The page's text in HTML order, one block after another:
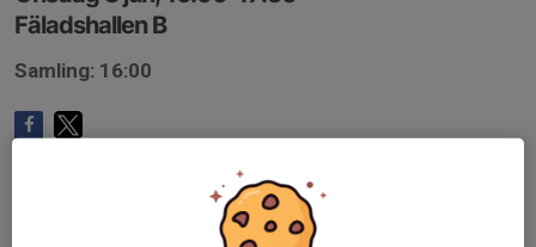
Fäladshallen B
Samling: 16:00